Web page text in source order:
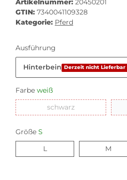
Artikelnummer: 20450201
GTIN: 7340041109328
Kategorie: Pferd
Ausführung
Hinterbein Derzeit nicht Lieferbar
Farbe weiß
schwarzschwarz
Größe S
L
M